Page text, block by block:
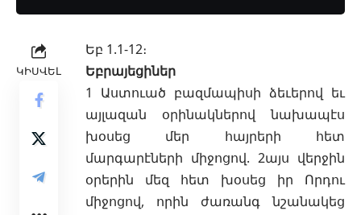
ԿԻՍՎԵԼ
Եբ 1.1‐12։
Եբրայեցիներ
1 Աստուած բազմապիսի ձեւերով եւ
այլազան օրինակներով նախապէս
խօսեց մեր հայրերի հետ
մարգարէների միջոցով. 2այս վերջին
օրերին մեզ հետ խօսեց իր Որդու
միջոցով, որին ժառանգ նշանակեց